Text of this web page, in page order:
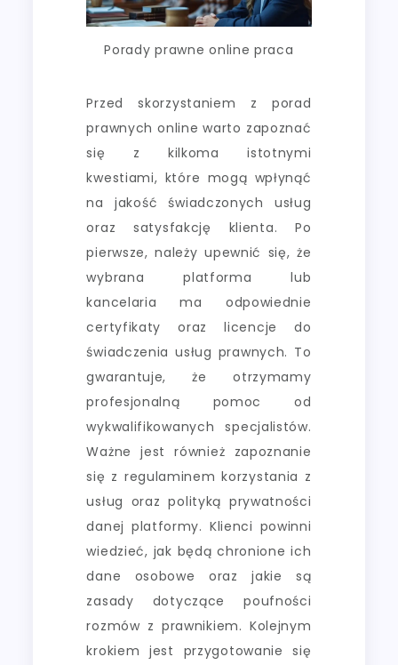
Porady prawne online praca
Przed skorzystaniem z porad
prawnych online warto zapoznać
się z kilkoma istotnymi
kwestiami, które mogą wpłynąć
na jakość świadczonych usług
oraz satysfakcję klienta. Po
pierwsze, należy upewnić się, że
wybrana platforma lub
kancelaria ma odpowiednie
certyfikaty oraz licencje do
świadczenia usług prawnych. To
gwarantuje, że otrzymamy
profesjonalną pomoc od
wykwalifikowanych specjalistów.
Ważne jest również zapoznanie
się z regulaminem korzystania z
usług oraz polityką prywatności
danej platformy. Klienci powinni
wiedzieć, jak będą chronione ich
dane osobowe oraz jakie są
zasady dotyczące poufności
rozmów z prawnikiem. Kolejnym
krokiem jest przygotowanie się